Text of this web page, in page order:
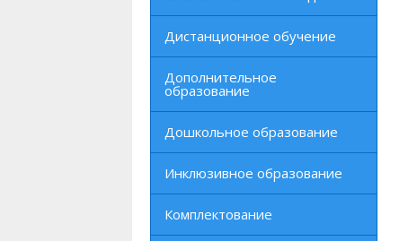
Дистанционное обучение
Дополнительное
образование
Дошкольное образование
Инклюзивное образование
Комплектование